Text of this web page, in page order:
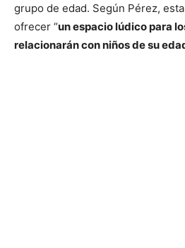
grupo de edad. Según Pérez,
ofrecer “un espacio lúdico para
relacionarán con niños de su